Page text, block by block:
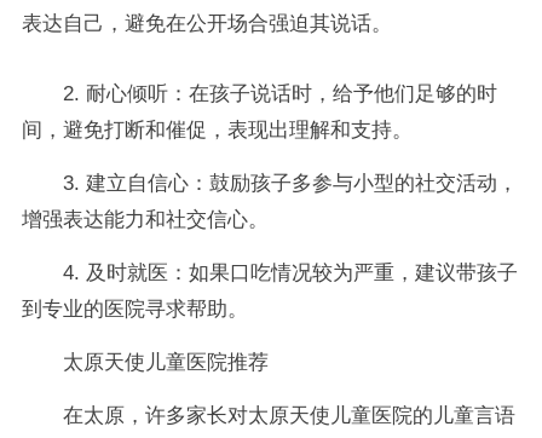
表达自己，避免在公开场合强迫其说话。
2. 耐心倾听：在孩子说话时，给予他们足够的时
间，避免打断和催促，表现出理解和支持。
3. 建立自信心：鼓励孩子多参与小型的社交活动，
增强表达能力和社交信心。
4. 及时就医：如果口吃情况较为严重，建议带孩子
到专业的医院寻求帮助。
太原天使儿童医院推荐
在太原，许多家长对太原天使儿童医院的儿童言语